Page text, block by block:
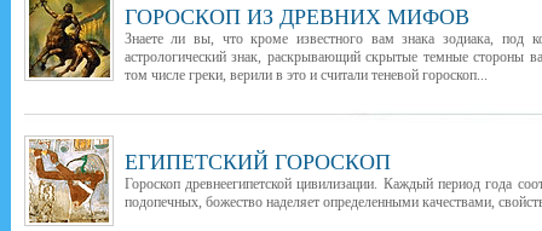
ГОРОСКОП ИЗ ДРЕВНИХ МИФОВ
Знаете ли вы, что кроме известного вам знака зодиака, под
астрологический знак, раскрывающий скрытые темные стороны
том числе греки, верили в это и считали теневой гороскоп...
ЕГИПЕТСКИЙ ГОРОСКОП
Гороскоп древнеегипетской цивилизации. Каждый период года
подопечных, божество наделяет определенными качествами,